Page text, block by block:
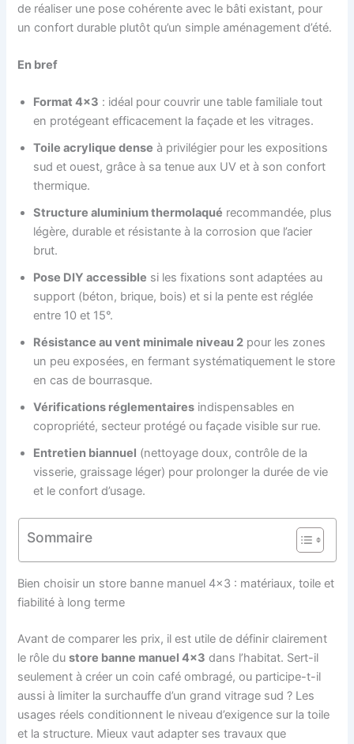
de réaliser une pose cohérente avec le bâti existant, pour
un confort durable plutôt qu’un simple aménagement d’été.
En bref
Format 4×3 : idéal pour couvrir une table familiale tout
en protégeant efficacement la façade et les vitrages.
Toile acrylique dense à privilégier pour les expositions
sud et ouest, grâce à sa tenue aux UV et à son confort
thermique.
Structure aluminium thermolaqué recommandée, plus
légère, durable et résistante à la corrosion que l’acier
brut.
Pose DIY accessible si les fixations sont adaptées au
support (béton, brique, bois) et si la pente est réglée
entre 10 et 15°.
Résistance au vent minimale niveau 2 pour les zones
un peu exposées, en fermant systématiquement le store
en cas de bourrasque.
Vérifications réglementaires indispensables en
copropriété, secteur protégé ou façade visible sur rue.
Entretien biannuel (nettoyage doux, contrôle de la
visserie, graissage léger) pour prolonger la durée de vie
et le confort d’usage.
Sommaire
Bien choisir un store banne manuel 4×3 : matériaux, toile et
fiabilité à long terme
Avant de comparer les prix, il est utile de définir clairement
le rôle dustore banne manuel 4×3 dans l’habitat. Sert-il
seulement à créer un coin café ombragé, ou participe-t-il
aussi à limiter la surchauffe d’un grand vitrage sud ? Les
usages réels conditionnent le niveau d’exigence sur la toile
et la structure. Mieux vaut adapter ses travaux que